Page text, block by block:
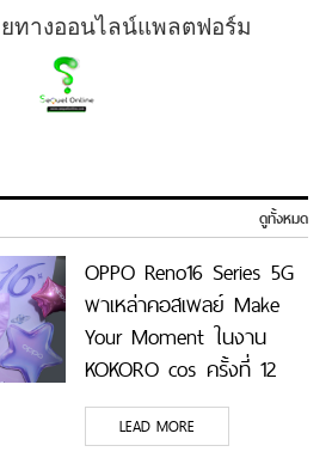
ทางออนไลน์แพลตฟอร์ม
ดูทั้งหมด
OPPO Reno16 Series 5G
พาเหล่าคอสเพลย์ Make
Your Moment ในงาน
KOKORO cos ครั้งที่ 12
เสิร์ฟภาพถ่ายเก็บทุกโมเมนต์
โดดเด่นในทุกคาแรกเตอร์
LEAD MORE